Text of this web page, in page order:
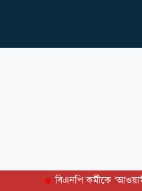
বিএনপি কর্মীকে